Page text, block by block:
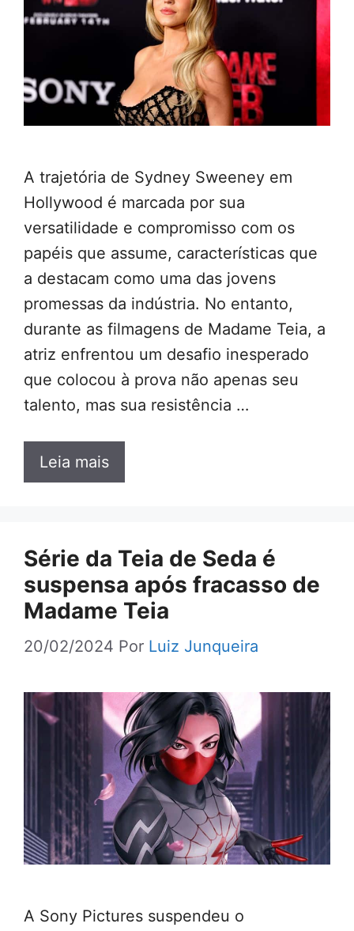
A trajetória de Sydney Sweeney em
Hollywood é marcada por sua
versatilidade e compromisso com os
papéis que assume, características que
a destacam como uma das jovens
promessas da indústria. No entanto,
durante as filmagens de Madame Teia, a
atriz enfrentou um desafio inesperado
que colocou à prova não apenas seu
talento, mas sua resistência …
Leia mais
Série da Teia de Seda é
suspensa após fracasso de
Madame Teia
20/02/2024 Por Luiz Junqueira
A Sony Pictures suspendeu o